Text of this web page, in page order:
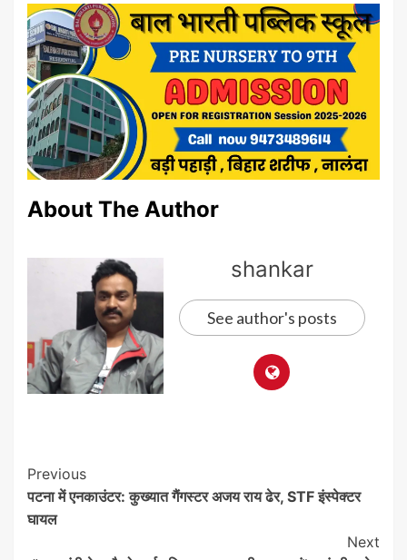
About The Author
shankar
See author's posts
Post
Navigation
Previous
पटना में एनकाउंटर: कुख्यात गैंगस्टर अजय राय ढेर, STF इंस्पेक्टर
घायल
Next